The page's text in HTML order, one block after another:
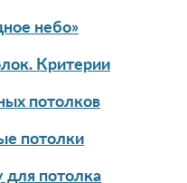
небо»
Критерии
потолков
потолки
для потолка